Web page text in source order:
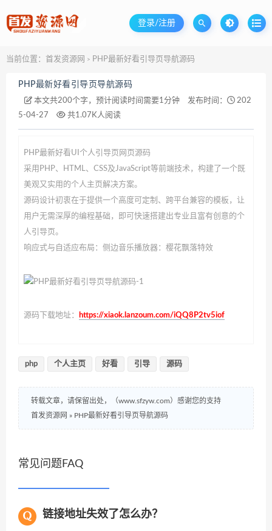
登录/注册
当前位置： 首发资源网 > PHP最新好看引导页导航源码
PHP最新好看引导页导航源码
本文共200个字，预计阅读时间需要1分钟 发布时间：
202
5-04-27
共1.07K人阅读
PHP最新好看UI个人引导页网页源码
采用PHP、HTML、CSS及JavaScript等前端技术，构建了一个既
美观又实用的个人主页解决方案。
源码设计初衷在于提供一个高度可定制、跨平台兼容的模板，让
用户无需深厚的编程基础，即可快速搭建出专业且富有创意的个
人引导页。
响应式与自适应布局：侧边音乐播放器：樱花飘落特效
源码下载地址： https://xiaok.lanzoum.com/iQQ8P2tv5iof
php 个人主页 好看 引导 源码
转载文章，请保留出处，（www.sfzyw.com）感谢您的支持
首发资源网 » PHP最新好看引导页导航源码
常见问题FAQ
链接地址失效了怎么办？